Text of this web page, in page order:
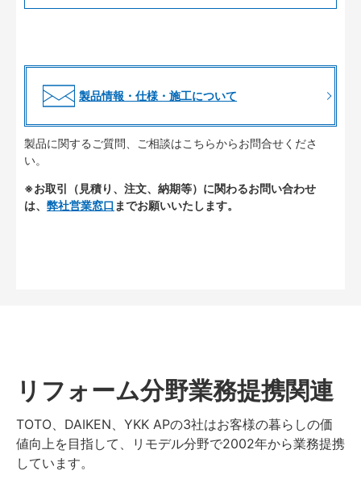
製品情報・仕様・施工について
製品に関するご質問、ご相談はこちらからお問合せくださ
い。
※お取引（見積り、注文、納期等）に関わるお問い合わせ
は、 弊社営業窓口 までお願いいたします。
リフォーム分野業務提携関連
TOTO、DAIKEN、YKK APの3社はお客様の暮らしの価
値向上を目指して、リモデル分野で2002年から業務提携
しています。